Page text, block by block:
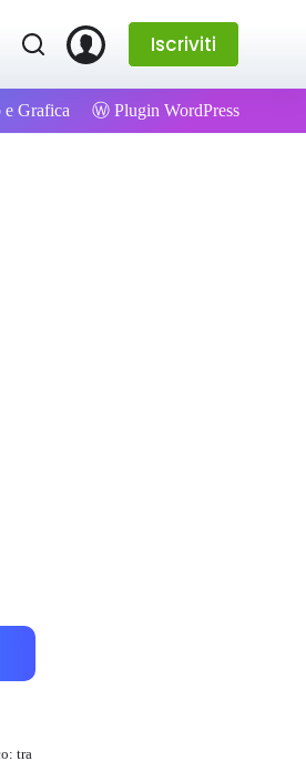
Iscriviti
e Grafica Ⓦ Plugin WordPress
tra